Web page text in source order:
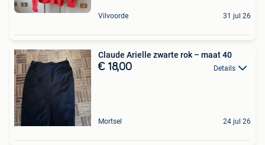
Vilvoorde 31 jul 26
Claude Arielle zwarte rok – maat 40
€ 18,00 Details
Mortsel 24 jul 26